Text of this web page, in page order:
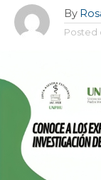
By
Posted